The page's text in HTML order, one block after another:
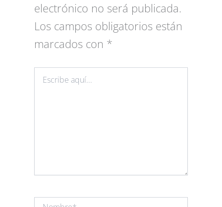
electrónico no será publicada.
Los campos obligatorios están
marcados con *
aquí...
Nombre*